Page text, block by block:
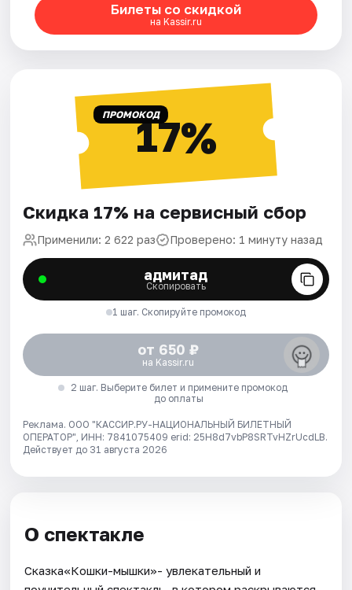
Билеты со скидкой
на Kassir.ru
ПРОМОКОД17%
Скидка 17% на сервисный сбор
Применили: 2 622 раз Проверено: 1 минуту назад
адмитад
Скопировать
1 шаг. Скопируйте промокод
от 650 ₽
на Kassir.ru
2 шаг. Выберите билет и примените промокод
до оплаты
Реклама. ООО "КАССИР.РУ-НАЦИОНАЛЬНЫЙ БИЛЕТНЫЙ
ОПЕРАТОР", ИНН: 7841075409 erid: 25H8d7vbP8SRTvHZrUcdLB.
Действует до 31 августа 2026
О спектакле
Сказка«Кошки-мышки»- увлекательный и